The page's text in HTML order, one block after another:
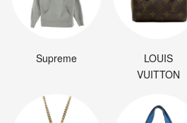
Supreme
LOUIS
VUITTON